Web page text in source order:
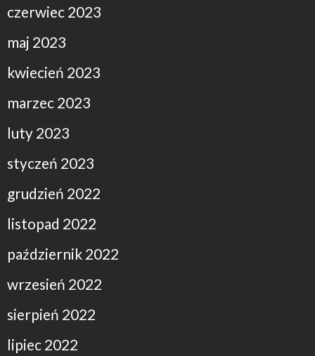
czerwiec 2023
maj 2023
kwiecień 2023
marzec 2023
luty 2023
styczeń 2023
grudzień 2022
listopad 2022
październik 2022
wrzesień 2022
sierpień 2022
lipiec 2022